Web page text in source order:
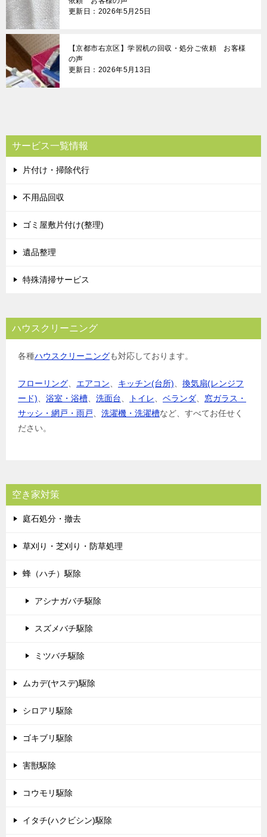
更新日：2026年5月25日
【京都市右京区】学習机の回収・処分ご依頼 お客様
の声
更新日：2026年5月13日
サービス一覧情報
片付け・掃除代行
不用品回収
ゴミ屋敷片付け(整理)
遺品整理
特殊清掃サービス
ハウスクリーニング
各種ハウスクリーニングも対応しております。
フローリング、 エアコン、 キッチン(台所)、 換気扇(レンジフ
ード)、 浴室・浴槽、 洗面台、 トイレ、 ベランダ、 窓ガラス・
サッシ・網戸・雨戸、 洗濯機・洗濯槽など、すべてお任せく
ださい。
空き家対策
庭石処分・撤去
草刈り・芝刈り・防草処理
蜂（ハチ）駆除
アシナガバチ駆除
スズメバチ駆除
ミツバチ駆除
ムカデ(ヤスデ)駆除
シロアリ駆除
ゴキブリ駆除
害獣駆除
コウモリ駆除
イタチ(ハクビシン)駆除